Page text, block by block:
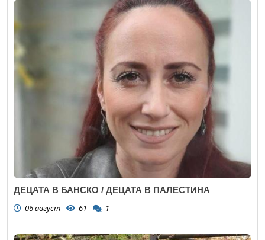
ДЕЦАТА В БАНСКО / ДЕЦАТА В ПАЛЕСТИНА
06 август 61 1